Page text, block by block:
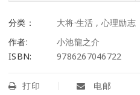
分类： 大将·生活 , 心理励志
作者:
小池龍之介
ISBN:
9786267046722
打印 电邮